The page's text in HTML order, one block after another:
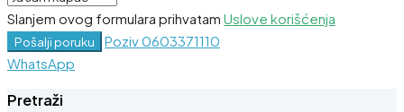
Slanjem ovog formulara prihvatam Uslove korišćenja
Pošalji poruku Poziv0603371110
WhatsApp
Pretraži